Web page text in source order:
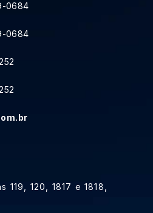
0684
0684
120, 1817 e 1818,